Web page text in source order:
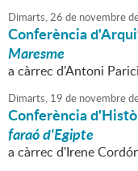
Dimarts,26 de novembre
Conferència
Maresme
a càrrec d'Antoni
Dimarts, 19 de novembre
Conferència
faraó d'Egipte
a càrrec d'Irene